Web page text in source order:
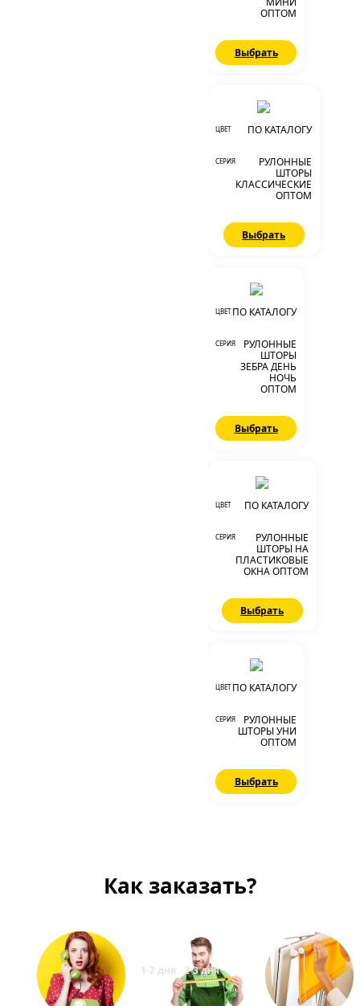
ОПТОМ
Выбрать
ЦВЕТ ПО КАТАЛОГУ
СЕРИЯ
РУЛОННЫЕ
ШТОРЫ
КЛАССИЧЕСКИЕ
ОПТОМ
Выбрать
ЦВЕТ ПО КАТАЛОГУ
СЕРИЯ
РУЛОННЫЕ
ШТОРЫ
ЗЕБРА ДЕНЬ
НОЧЬ
ОПТОМ
Выбрать
ЦВЕТ ПО КАТАЛОГУ
СЕРИЯ
РУЛОННЫЕ
ШТОРЫ НА
ПЛАСТИКОВЫЕ
ОКНА ОПТОМ
Выбрать
ЦВЕТ ПО КАТАЛОГУ
СЕРИЯ
РУЛОННЫЕ
ШТОРЫ УНИ
ОПТОМ
Выбрать
Как заказать?